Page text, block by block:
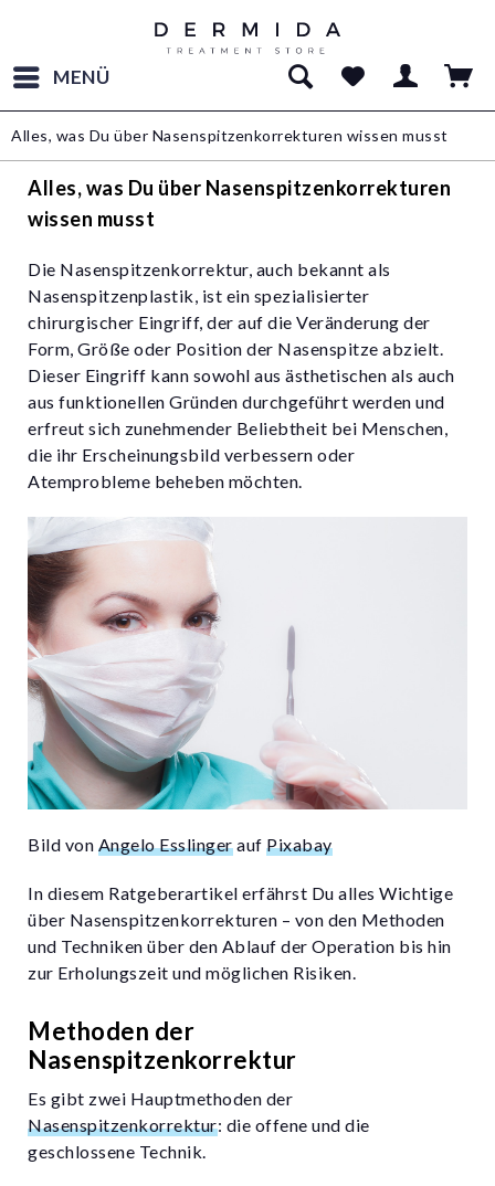
MENÜ
Alles, was Du über Nasenspitzenkorrekturen wissen musst
Alles, was Du über Nasenspitzenkorrekturen
wissen musst
Die Nasenspitzenkorrektur, auch bekannt als
Nasenspitzenplastik, ist ein spezialisierter
chirurgischer Eingriff, der auf die Veränderung der
Form, Größe oder Position der Nasenspitze abzielt.
Dieser Eingriff kann sowohl aus ästhetischen als auch
aus funktionellen Gründen durchgeführt werden und
erfreut sich zunehmender Beliebtheit bei Menschen,
die ihr Erscheinungsbild verbessern oder
Atemprobleme beheben möchten.
Bild von Angelo Esslingerauf Pixabay
In diesem Ratgeberartikel erfährst Du alles Wichtige
über Nasenspitzenkorrekturen – von den Methoden
und Techniken über den Ablauf der Operation bis hin
zur Erholungszeit und möglichen Risiken.
Methoden der
Nasenspitzenkorrektur
Es gibt zwei Hauptmethoden der
Nasenspitzenkorrektur: die offene und die
geschlossene Technik.